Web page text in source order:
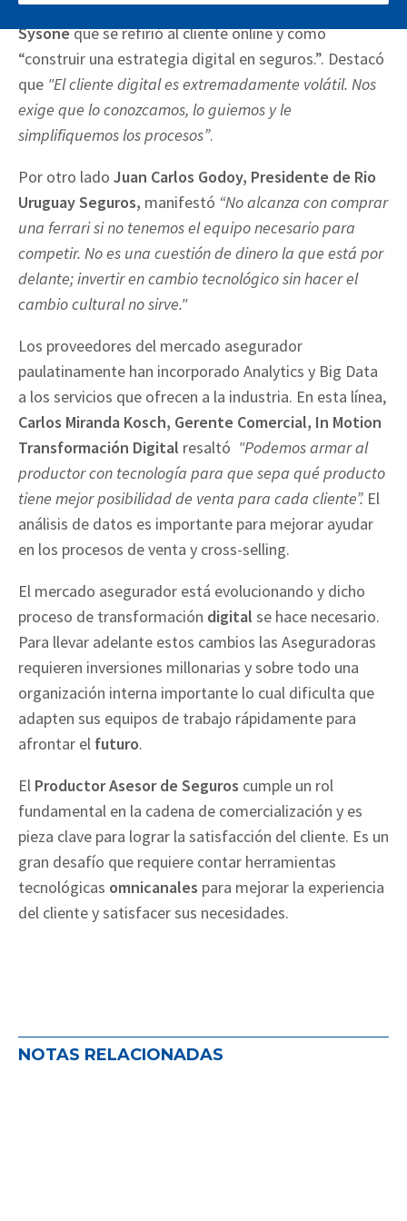
Entre los panelistas estuvoDaniel Galanti, CEO de
Sysoneque se refirió al cliente online y como
“construir una estrategia digital en seguros.”. Destacó
que "El cliente digital es extremadamente volátil. Nos
exige que lo conozcamos, lo guiemos y le
simplifiquemos los procesos”.
Por otro lado Juan Carlos Godoy, Presidente de Rio
Uruguay Seguros, manifestó “No alcanza con comprar
una ferrari si no tenemos el equipo necesario para
competir. No es una cuestión de dinero la que está por
delante; invertir en cambio tecnológico sin hacer el
cambio cultural no sirve."
Los proveedores del mercado asegurador
paulatinamente han incorporado Analytics y Big Data
a los servicios que ofrecen a la industria. En esta línea,
Carlos Miranda Kosch, Gerente Comercial, In Motion
Transformación Digital resaltó "Podemos armar al
productor con tecnología para que sepa qué producto
tiene mejor posibilidad de venta para cada cliente”. El
análisis de datos es importante para mejorar ayudar
en los procesos de venta y cross-selling.
El mercado asegurador está evolucionando y dicho
proceso de transformación digital se hace necesario.
Para llevar adelante estos cambios las Aseguradoras
requieren inversiones millonarias y sobre todo una
organización interna importante lo cual dificulta que
adapten sus equipos de trabajo rápidamente para
afrontar el futuro.
El Productor Asesor de Seguros cumple un rol
fundamental en la cadena de comercialización y es
pieza clave para lograr la satisfacción del cliente. Es un
gran desafío que requiere contar herramientas
tecnológicas omnicanales para mejorar la experiencia
del cliente y satisfacer sus necesidades.
NOTAS RELACIONADAS